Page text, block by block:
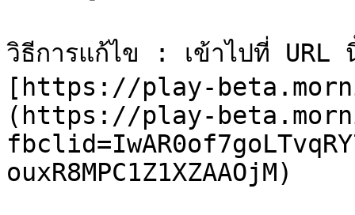
วิธีการแก้ไข : เข้าไปที่ URL
[https://play-
(https://play-
ouxR8MPC1Z1XZAAOjM)